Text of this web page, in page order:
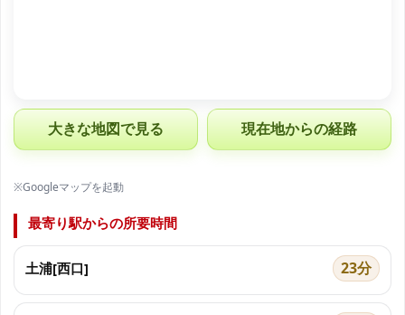
大きな地図で見る 現在地からの経路
※Googleマップを起動
最寄り駅からの所要時間
土浦[西口] 23分